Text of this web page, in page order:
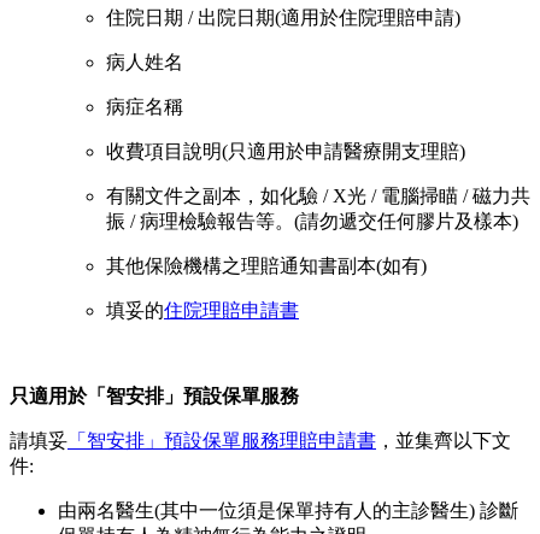
住院日期 / 出院日期(適用於住院理賠申請)
病人姓名
病症名稱
收費項目說明(只適用於申請醫療開支理賠)
有關文件之副本，如化驗 / X光 / 電腦掃瞄 / 磁力共
振 / 病理檢驗報告等。(請勿遞交任何膠片及樣本)
其他保險機構之理賠通知書副本(如有)
填妥的住院理賠申請書
只適用於「智安排」預設保單服務
請填妥 「智安排」預設保單服務理賠申請書 ，並集齊以下文
件:
由兩名醫生(其中一位須是保單持有人的主診醫生) 診斷